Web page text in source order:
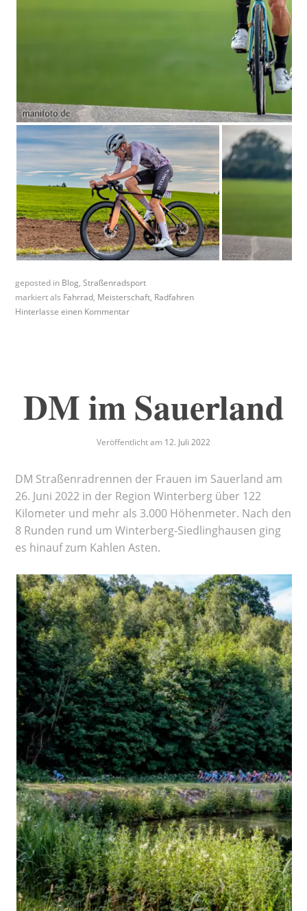
geposted in Blog,Straßenradsport
markiert als Fahrrad, Meisterschaft, Radfahren
Hinterlasse einen Kommentar
DM im Sauerland
Veröffentlicht am 12. Juli 2022
DM Straßenradrennen der Frauen im Sauerland am
26. Juni 2022 in der Region Winterberg über 122
Kilometer und mehr als 3.000 Höhenmeter. Nach den
8 Runden rund um Winterberg-Siedlinghausen ging
es hinauf zum Kahlen Asten.